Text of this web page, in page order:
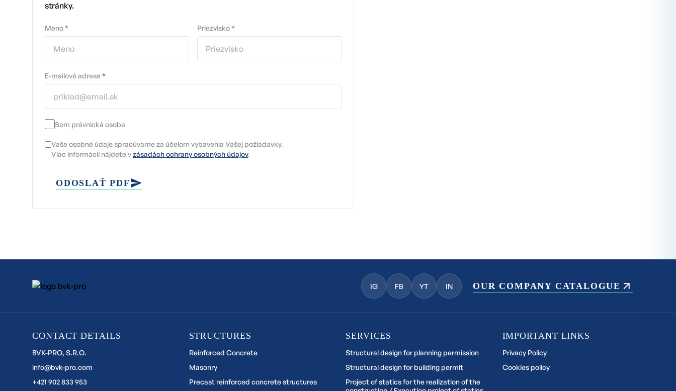
stránky.
Meno* Priezvisko*
E-mailová adresa *
Som právnická osoba
Vaše osobné údaje spracúvame za účelom vybavenia Vašej požiadavky.
Viac informácií nájdete vzásadách ochrany osobných údajov.
ODOSLAŤ PDF
IG FB YT IN OUR COMPANY CATALOGUE
CONTACT DETAILS
BVK-PRO, S.R.O.
info@bvk-pro.com
+421 902 833 953
STRUCTURES
Reinforced Concrete
Masonry
Precast reinforced concrete structures
SERVICES
Structural design for planning permission
Structural design for building permit
Project of statics for the realization of the
IMPORTANT LINKS
Privacy Policy
Cookies policy